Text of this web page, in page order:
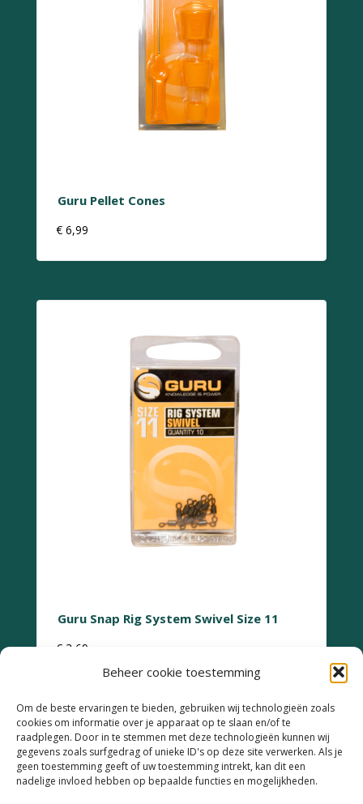
Beheer cookie toestemming
Om de beste ervaringen te bieden, gebruiken wij technologieën zoals
cookies om informatie over je apparaat op te slaan en/of te
raadplegen. Door in te stemmen met deze technologieën kunnen wij
gegevens zoals surfgedrag of unieke ID's op deze site verwerken. Als je
geen toestemming geeft of uw toestemming intrekt, kan dit een
nadelige invloed hebben op bepaalde functies en mogelijkheden.
Guru Pellet Cones
€ 6,99
Guru Snap Rig System Swivel Size 11
€ 3,69
Retourneren